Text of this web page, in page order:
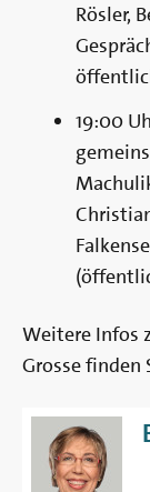
Rösler,
19:00
Weitere Infos
Grosse finden